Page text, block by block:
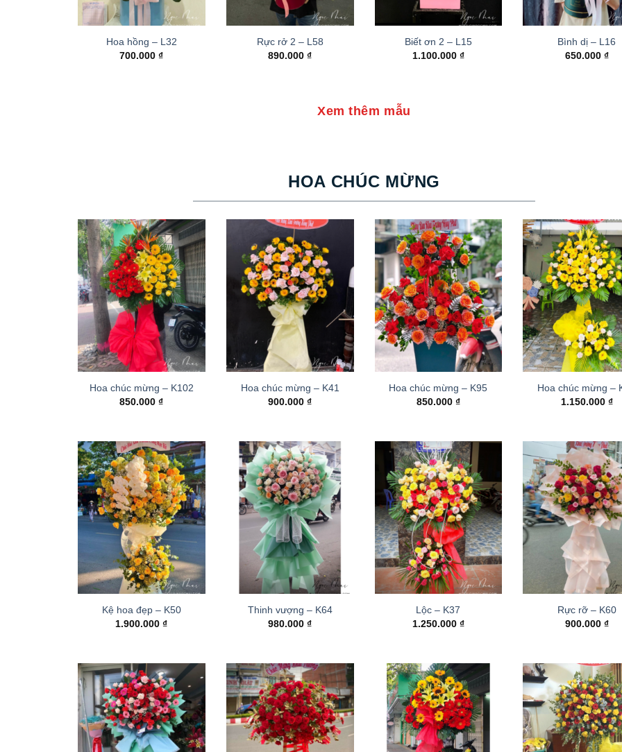
Hoa hồng – L32
700.000₫
Rực rở 2 – L58
890.000₫
Biết ơn 2 – L15
1.100.000 ₫
Bình dị – L16
650.000 ₫
Xem thêm mẫu
HOA CHÚC MỪNG
Hoa chúc mừng – K102
850.000₫
Hoa chúc mừng – K41
900.000₫
Hoa chúc mừng – K95
850.000 ₫
Hoa chúc mừng –
1.150.000 ₫
Kệ hoa đẹp – K50
1.900.000₫
Thinh vượng – K64
980.000₫
Lộc – K37
1.250.000 ₫
Rực rỡ – K60
900.000 ₫